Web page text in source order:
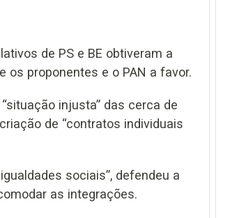
de PS e BE obtiveram a
os proponentes e o PAN a favor.
injusta” das cerca de
de “contratos individuais
sociais”, defendeu a
as integrações.